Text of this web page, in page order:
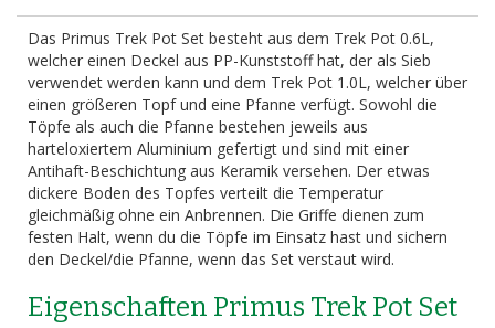
Das Primus Trek Pot Set besteht aus dem Trek Pot 0.6L,
welcher einen Deckel aus PP-Kunststoff hat, der als Sieb
verwendet werden kann und dem Trek Pot 1.0L, welcher über
einen größeren Topf und eine Pfanne verfügt. Sowohl die
Töpfe als auch die Pfanne bestehen jeweils aus
harteloxiertem Aluminium gefertigt und sind mit einer
Antihaft-Beschichtung aus Keramik versehen. Der etwas
dickere Boden des Topfes verteilt die Temperatur
gleichmäßig ohne ein Anbrennen. Die Griffe dienen zum
festen Halt, wenn du die Töpfe im Einsatz hast und sichern
den Deckel/die Pfanne, wenn das Set verstaut wird.
Eigenschaften Primus Trek Pot Set